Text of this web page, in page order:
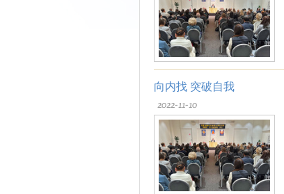
向内找 突破自我
2022-11-10